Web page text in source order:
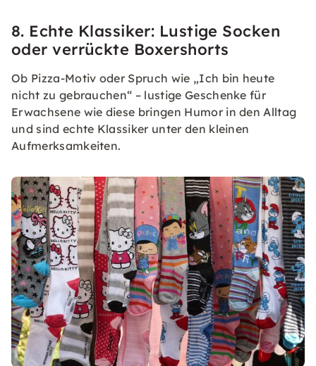
8. Echte Klassiker: Lustige Socken
oder verrückte Boxershorts
Ob Pizza-Motiv oder Spruch wie „Ich bin heute
nicht zu gebrauchen“ – lustige Geschenke für
Erwachsene wie diese bringen Humor in den Alltag
und sind echte Klassiker unter den kleinen
Aufmerksamkeiten.